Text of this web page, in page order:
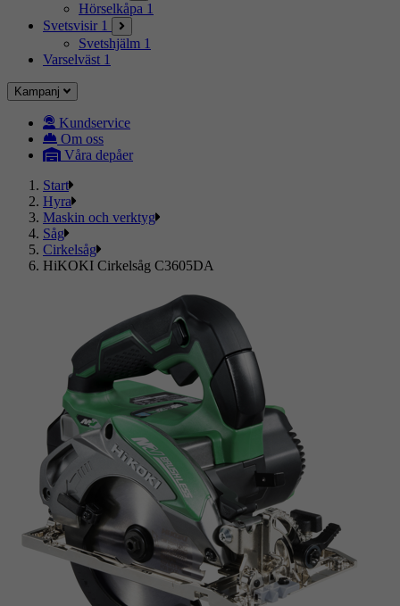
Hörselkåpa 1
Svetsvisir 1
Svetshjälm 1
Varselväst 1
Kampanj
Kundservice
Om oss
Våra depåer
Start
Hyra
Maskin och verktyg
Såg
Cirkelsåg
HiKOKI Cirkelsåg C3605DA